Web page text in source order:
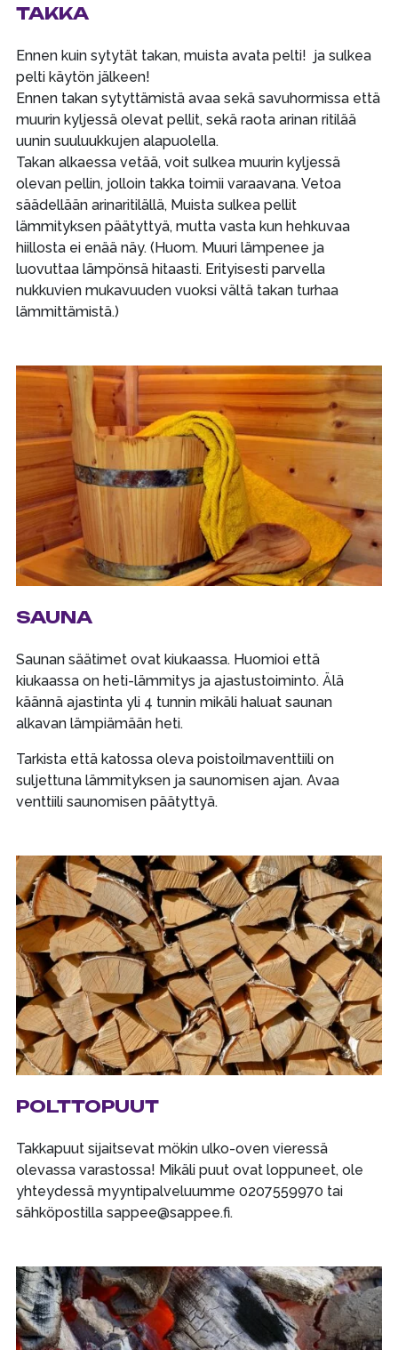
TAKKA
Ennen kuin sytytät takan, muista avata pelti! ja sulkea
pelti käytön jälkeen!
Ennen takan sytyttämistä avaa sekä savuhormissa että
muurin kyljessä olevat pellit, sekä raota arinan ritilää
uunin suuluukkujen alapuolella.
Takan alkaessa vetää, voit sulkea muurin kyljessä
olevan pellin, jolloin takka toimii varaavana. Vetoa
säädellään arinaritilällä, Muista sulkea pellit
lämmityksen päätyttyä, mutta vasta kun hehkuvaa
hiillosta ei enää näy. (Huom. Muuri lämpenee ja
luovuttaa lämpönsä hitaasti. Erityisesti parvella
nukkuvien mukavuuden vuoksi vältä takan turhaa
lämmittämistä.)
SAUNA
Saunan säätimet ovat kiukaassa. Huomioi että
kiukaassa on heti-lämmitys ja ajastustoiminto. Älä
käännä ajastinta yli 4 tunnin mikäli haluat saunan
alkavan lämpiämään heti.
Tarkista että katossa oleva poistoilmaventtiili on
suljettuna lämmityksen ja saunomisen ajan. Avaa
venttiili saunomisen päätyttyä.
POLTTOPUUT
Takkapuut sijaitsevat mökin ulko-oven vieressä
olevassa varastossa! Mikäli puut ovat loppuneet, ole
yhteydessä myyntipalveluumme 0207559970 tai
sähköpostilla sappee@sappee.fi.